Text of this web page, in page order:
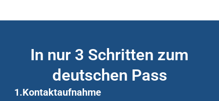
In nur 3 Schritten zum
deutschen Pass
1.Kontaktaufnahme